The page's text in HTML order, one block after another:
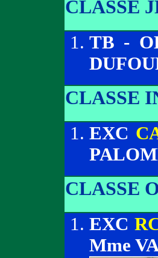
CLASSE
TB -
CLASSE
EXC
CLASSE
EXC
Mme